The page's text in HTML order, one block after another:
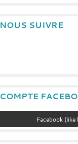
NOUS SUIVRE
COMPTE
Facebook (like